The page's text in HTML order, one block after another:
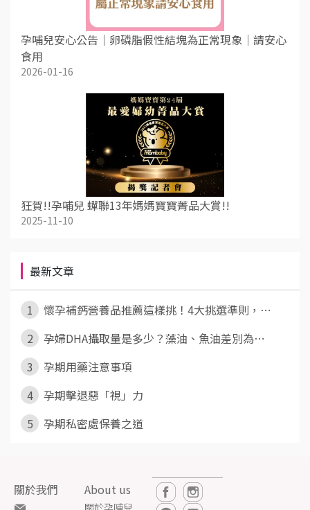
孕哺兒安心公告｜卵磷脂假性結塊為正常現象｜請安心
食用
2026-01-16
狂賀!!孕哺兒 蟬聯13年媽媽寶寶菁品大賞!!
2025-11-10
最新文章
1
懷孕補鈣營養品推薦這樣挑！4大挑選準則，⋯
2
孕婦DHA攝取量是多少？藻油、魚油差別為⋯
3
孕期用藥注意事項
4
孕期擊退惡「視」力
5
孕期私密處保養之道
關於我們 About us